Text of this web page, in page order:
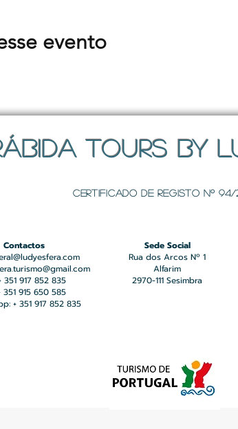
evento
TOURS BY
Certificado de registo Nº 94/
Contactos
351 917 852 835
351 915 650 585
+ 351 917 852 835
Sede Social
Rua dos Arcos Nº 1
Alfarim
2970-111 Sesimbra